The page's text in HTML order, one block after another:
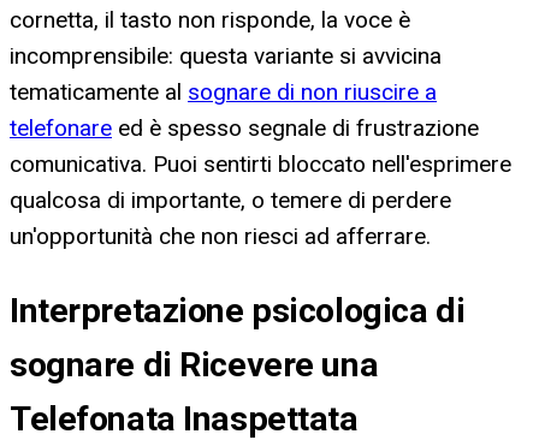
cornetta, il tasto non risponde, la voce è
incomprensibile: questa variante si avvicina
tematicamente al sognare di non riuscire a
telefonare ed è spesso segnale di frustrazione
comunicativa. Puoi sentirti bloccato nell'esprimere
qualcosa di importante, o temere di perdere
un'opportunità che non riesci ad afferrare.
Interpretazione psicologica di
sognare di Ricevere una
Telefonata Inaspettata